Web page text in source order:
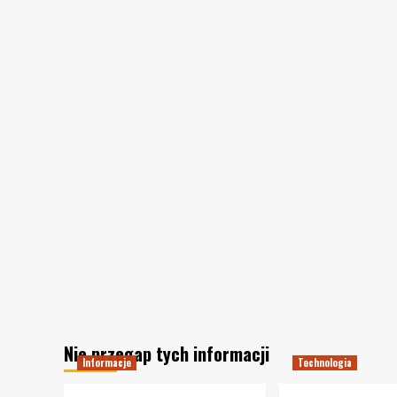
Nie przegap tych informacji
Informacje Technologia